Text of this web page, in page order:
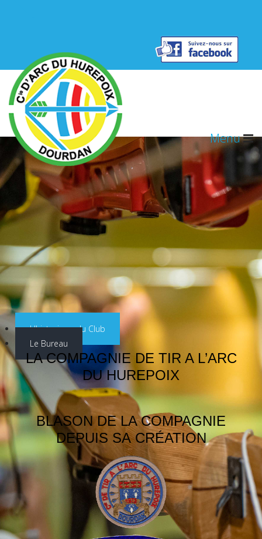
Contact
Menu
L'historique du Club
Le Bureau
LA COMPAGNIE DE TIR A L’ARC
DU HUREPOIX
BLASON DE LA COMPAGNIE
DEPUIS SACRÉATION